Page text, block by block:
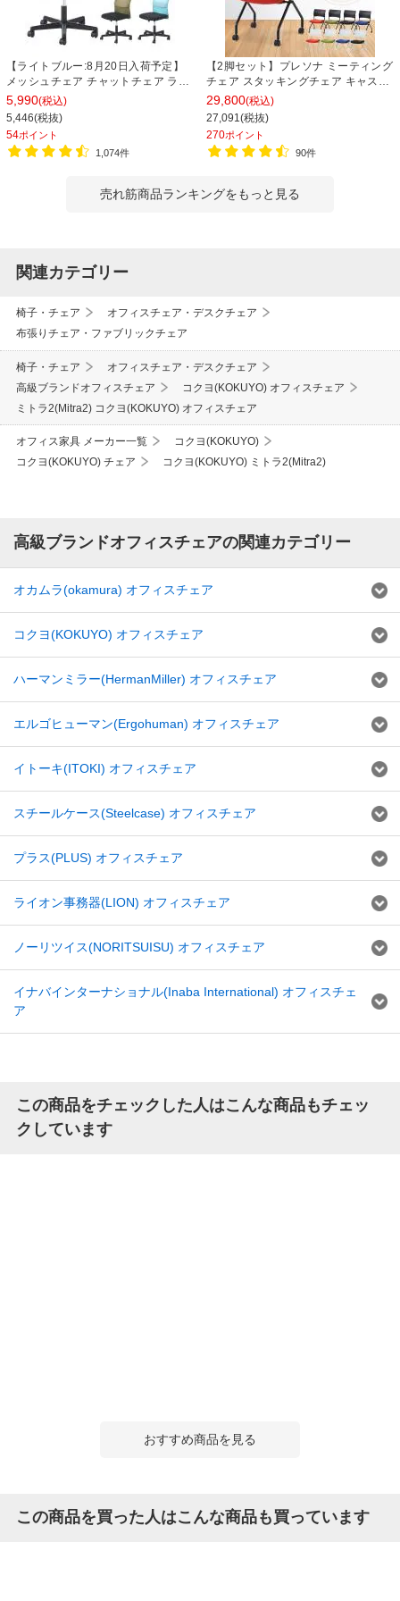
【ライトブルー:8月20日入荷予定】
メッシュチェア チャットチェア ラン
バーサポート オフィスチェア デスク
チェア 会議椅子 幅580×奥行580×高
さ835-930mm
5,990(税込)
5,446(税抜)
54ポイント
1,074件
【2脚セット】プレソナ ミーティング
チェア スタッキングチェア キャスタ
ー付き 座面クッション 幅570×奥行
565×高さ805mm 会議室 収納 法人
大人数 重ねる 会議用椅子 会議用チェ
ア
29,800(税込)
27,091(税抜)
270ポイント
90件
売れ筋商品ランキングをもっと見る
関連カテゴリー
椅子・チェア
オフィスチェア・デスクチェア
布張りチェア・ファブリックチェア
椅子・チェア
オフィスチェア・デスクチェア
高級ブランドオフィスチェア
コクヨ(KOKUYO) オフィスチェア
ミトラ2(Mitra2) コクヨ(KOKUYO) オフィスチェア
オフィス家具 メーカー一覧
コクヨ(KOKUYO)
コクヨ(KOKUYO) チェア
コクヨ(KOKUYO) ミトラ2(Mitra2)
高級ブランドオフィスチェアの関連カテゴリー
オカムラ(okamura) オフィスチェア
コクヨ(KOKUYO) オフィスチェア
ハーマンミラー(HermanMiller) オフィスチェア
エルゴヒューマン(Ergohuman) オフィスチェア
イトーキ(ITOKI) オフィスチェア
スチールケース(Steelcase) オフィスチェア
プラス(PLUS) オフィスチェア
ライオン事務器(LION) オフィスチェア
ノーリツイス(NORITSUISU) オフィスチェア
イナバインターナショナル(Inaba International) オフィスチェ
ア
この商品をチェックした人はこんな商品もチェッ
クしています
おすすめ商品を見る
この商品を買った人はこんな商品も買っています